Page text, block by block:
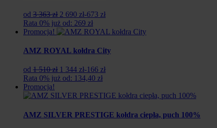
od 3 363 zł Pierwotna
cena
wynosiła:
363
2 690 złAktualna
cena
wynosi:
690
-673 zł
Rata 0% już od: 269 zł
Promocja!
AMZ ROYAL kołdra City
od 1 510 zł Pierwotna
cena
1
zł.
1 344 złAktualna
cena
1
zł.
-166 zł
Rata 0% już od: 134,40 zł
Promocja!
AMZ SILVER PRESTIGE kołdra ciepła, puch 100%